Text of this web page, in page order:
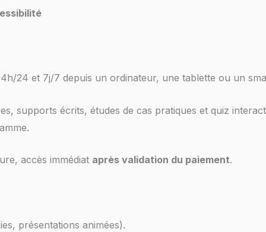
24 et 7j/7 depuis un ordinateur, une tablette ou un
supports écrits, études de cas pratiques et quiz
accès immédiat après validation du paiement.
présentations animées).